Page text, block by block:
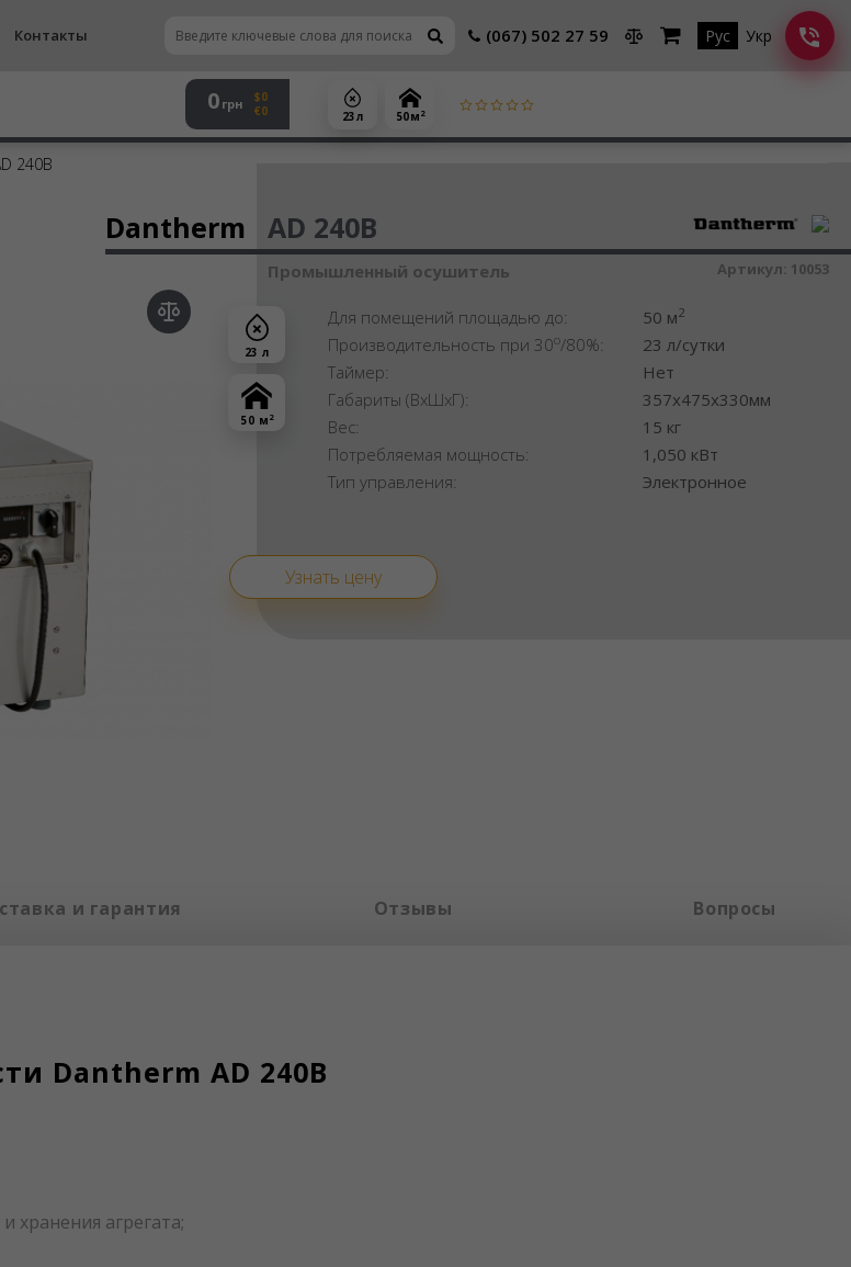
Контакты (067) 502 27 59 Рус Укр
240B
0 грн
$0
€0
23 л 50 м 2
23 л
50 м 2
Осушитель воздуха
Dantherm AD 240B
Промышленный осушитель Артикул: 10053
Для помещений площадью до: 50 м2
Производительность при 30o/80%:
23 л/сутки
Таймер:
Нет
Габариты (ВхШхГ):
357x475x330мм
Вес:
15 кг
Потребляемая мощность:
1,050 кВт
Тип управления:
Электронное
Узнать цену
и гарантия Отзывы Вопросы
Dantherm AD 240B
хранения агрегата;